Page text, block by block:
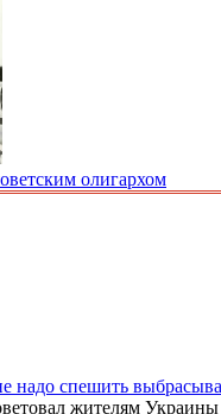
олигархом
спешить
жителям